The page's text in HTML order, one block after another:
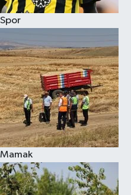
Spor
Mamak